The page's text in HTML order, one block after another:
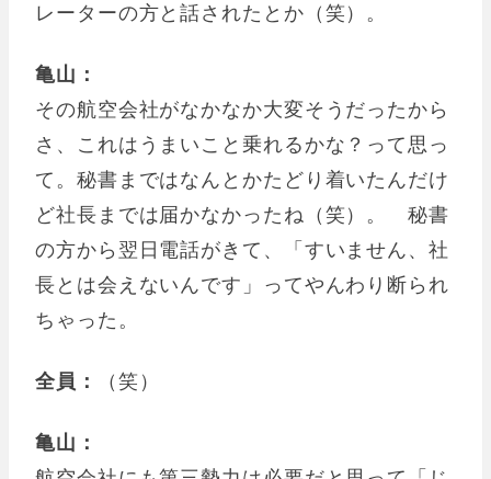
レーターの方と話されたとか（笑）。
亀山：
その航空会社がなかなか大変そうだったから
さ、これはうまいこと乗れるかな？って思っ
て。秘書まではなんとかたどり着いたんだけ
ど社長までは届かなかったね（笑）。 秘書
の方から翌日電話がきて、「すいません、社
長とは会えないんです」ってやんわり断られ
ちゃった。
全員： （笑）
亀山：